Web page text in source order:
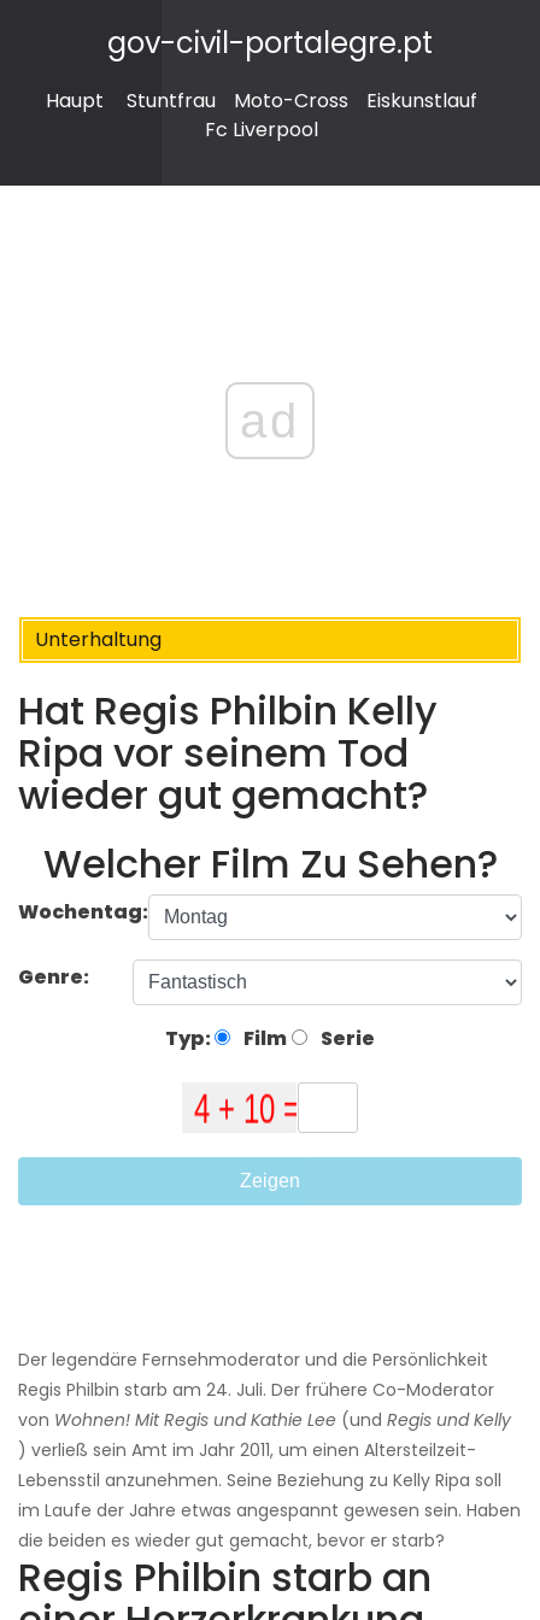
gov-civil-portalegre.pt
Haupt Stuntfrau Moto-Cross
Eiskunstlauf
Fc Liverpool
ad
Unterhaltung
Hat Regis Philbin Kelly
Ripa vor seinem Tod
wieder gut gemacht?
Welcher Film Zu Sehen?
Wochentag:
Genre:
Typ: Film Serie
Zeigen
Der legendäre Fernsehmoderator und die Persönlichkeit
Regis Philbin starb am 24. Juli. Der frühere Co-Moderator
von Wohnen! Mit Regis und Kathie Lee (und Regis und Kelly
) verließ sein Amt im Jahr 2011, um einen Altersteilzeit-
Lebensstil anzunehmen. Seine Beziehung zu Kelly Ripa soll
im Laufe der Jahre etwas angespannt gewesen sein. Haben
die beiden es wieder gut gemacht, bevor er starb?
Regis Philbin starb an